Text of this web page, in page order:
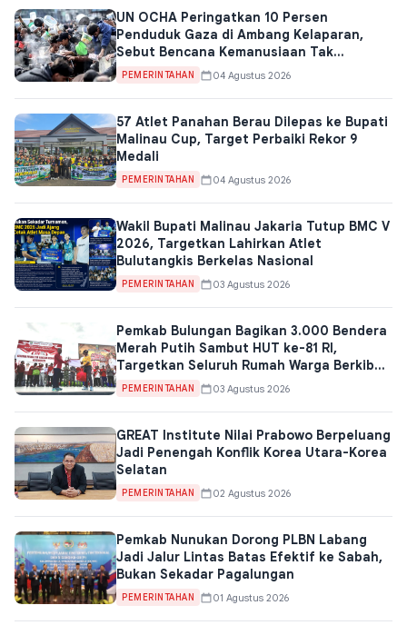
UN OCHA Peringatkan 10 Persen
Penduduk Gaza di Ambang Kelaparan,
Sebut Bencana Kemanusiaan Tak
Terhindarkan
PEMERINTAHAN 04 Agustus 2026
57 Atlet Panahan Berau Dilepas ke Bupati
Malinau Cup, Target Perbaiki Rekor 9
Medali
PEMERINTAHAN 04 Agustus 2026
Wakil Bupati Malinau Jakaria Tutup BMC V
2026, Targetkan Lahirkan Atlet
Bulutangkis Berkelas Nasional
PEMERINTAHAN 03 Agustus 2026
Pemkab Bulungan Bagikan 3.000 Bendera
Merah Putih Sambut HUT ke-81 RI,
Targetkan Seluruh Rumah Warga Berkibar
Agustus 2026
PEMERINTAHAN 03 Agustus 2026
GREAT Institute Nilai Prabowo Berpeluang
Jadi Penengah Konflik Korea Utara-Korea
Selatan
PEMERINTAHAN 02 Agustus 2026
Pemkab Nunukan Dorong PLBN Labang
Jadi Jalur Lintas Batas Efektif ke Sabah,
Bukan Sekadar Pagalungan
PEMERINTAHAN 01 Agustus 2026